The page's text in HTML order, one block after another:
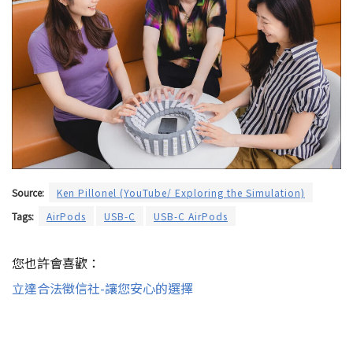
Source:
Ken Pillonel (YouTube/ Exploring the Simulation)
Tags:
AirPods USB-C USB-C AirPods
您也許會喜歡：
立達合法徵信社-讓您安心的選擇